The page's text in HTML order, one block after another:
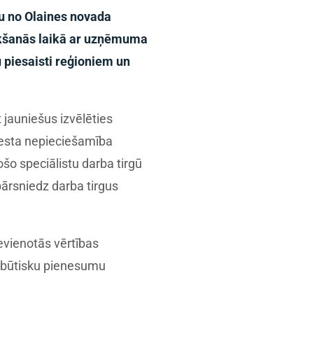
Olaines novada
laikā ar uzņēmuma
reģioniem un
izvēlēties
nepieciešamība
speciālistu darba tirgū
darba tirgus
vērtības
pienesumu